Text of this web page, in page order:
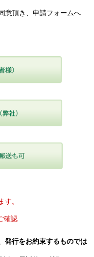
意頂き、申請フォームへ
す。
確認
発行をお約束するものでは